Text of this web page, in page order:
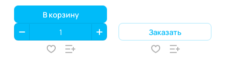
В корзину
Заказать